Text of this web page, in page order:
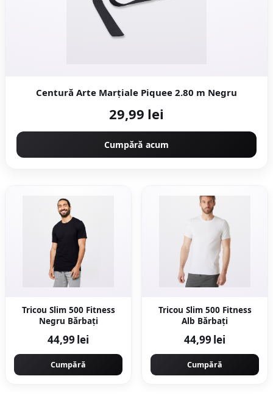
Centură Arte Marțiale Piquee 2.80 m Negru
29,99 lei
Cumpără acum
Tricou Slim 500 Fitness
Negru Bărbați
44,99 lei
Cumpără
Tricou Slim 500 Fitness
Alb Bărbați
44,99 lei
Cumpără